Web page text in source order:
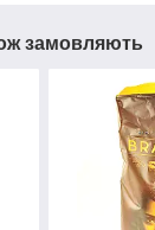
замовляють